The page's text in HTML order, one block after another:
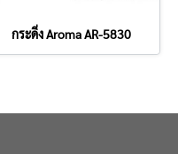
กระดิ่ง Aroma AR-5830